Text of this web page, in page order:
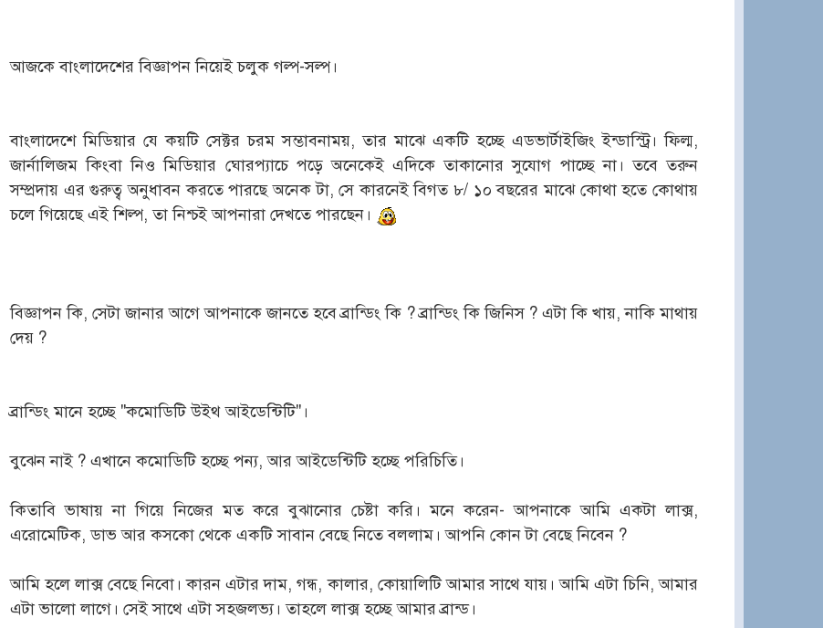
আজকে বাংলাদেশের বিজ্ঞাপন নিয়েই চলুক গল্প-সল্প।
বাংলাদেশে মিডিয়ার যে কয়টি সেক্টর চরম সম্ভাবনাময়, তার মাঝে একটি হচ্ছে এডভার্টাইজিং ইন্ডাস্ট্রি। ফিল্ম,
জার্নালিজম কিংবা নিও মিডিয়ার ঘোরপ্যাচে পড়ে অনেকেই এদিকে তাকানোর সুযোগ পাচ্ছে না। তবে তরুন
সম্প্রদায় এর গুরুত্ব অনুধাবন করতে পারছে অনেক টা, সে কারনেই বিগত ৮/ ১০ বছরের মাঝে কোথা হতে কোথায়
চলে গিয়েছে এই শিল্প, তা নিশ্চই আপনারা দেখতে পারছেন।
বিজ্ঞাপন কি, সেটা জানার আগে আপনাকে জানতে হবে ব্রান্ডিং কি ? ব্রান্ডিং কি জিনিস ? এটা কি খায়, নাকি মাথায়
দেয় ?
ব্রান্ডিং মানে হচ্ছে "কমোডিটি উইথ আইডেন্টিটি"।
বুঝেন নাই ? এখানে কমোডিটি হচ্ছে পন্য, আর আইডেন্টিটি হচ্ছে পরিচিতি।
কিতাবি ভাষায় না গিয়ে নিজের মত করে বুঝানোর চেষ্টা করি। মনে করেন- আপনাকে আমি একটা লাক্স,
এরোমেটিক, ডাভ আর কসকো থেকে একটি সাবান বেছে নিতে বললাম। আপনি কোন টা বেছে নিবেন ?
আমি হলে লাক্স বেছে নিবো। কারন এটার দাম, গন্ধ, কালার, কোয়ালিটি আমার সাথে যায়। আমি এটা চিনি, আমার
এটা ভালো লাগে। সেই সাথে এটা সহজলভ্য। তাহলে লাক্স হচ্ছে আমার ব্রান্ড।